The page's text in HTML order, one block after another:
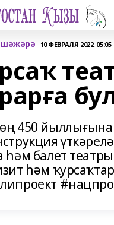
шәжәрә 10 ФЕВРАЛЯ 2022, 05:05
450 йыллығына
һәм балет
һәм